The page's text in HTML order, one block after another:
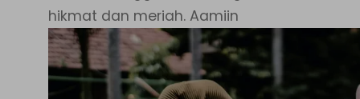
hikmat dan meriah. Aamiin